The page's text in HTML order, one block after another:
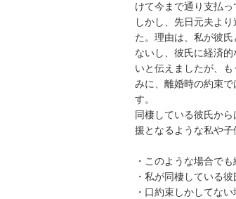
けて今まで通り支払っ
しかし、先日元夫よ
た。理由は、私が彼
ないし、彼氏に経済
いと伝えましたが、
みに、離婚時の約束
す。
同棲している彼氏か
援となるような私や子
・このような場合で
・私が同棲している
・口約束しかしてな